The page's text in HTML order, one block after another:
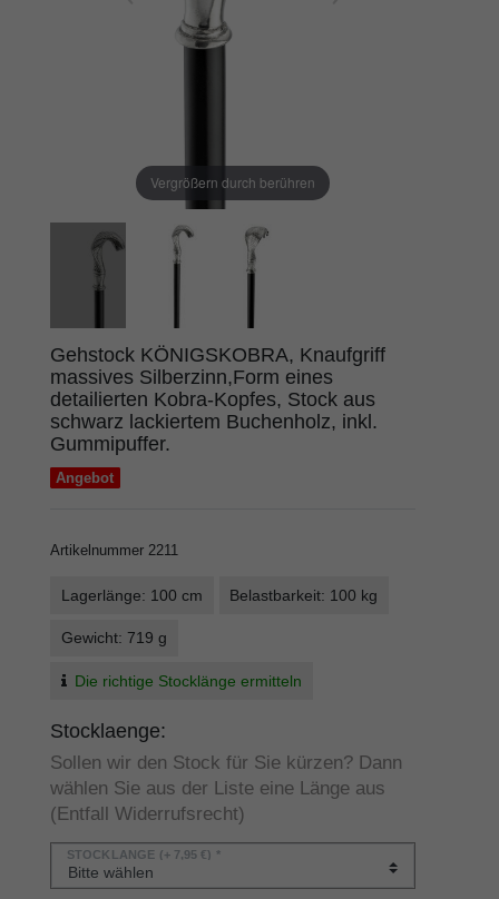
Vergrößern durch berühren
Gehstock KÖNIGSKOBRA, Knaufgriff
massives Silberzinn,Form eines
detailierten Kobra-Kopfes, Stock aus
schwarz lackiertem Buchenholz, inkl.
Gummipuffer.
Angebot
Artikelnummer 2211
Lagerlänge: 100 cm Belastbarkeit: 100 kg
Gewicht: 719 g
Die richtige Stocklänge ermitteln
Stocklaenge:
Sollen wir den Stock für Sie kürzen? Dann
wählen Sie aus der Liste eine Länge aus
(Entfall Widerrufsrecht)
STOCKLÄNGE (+ 7,95 €) *